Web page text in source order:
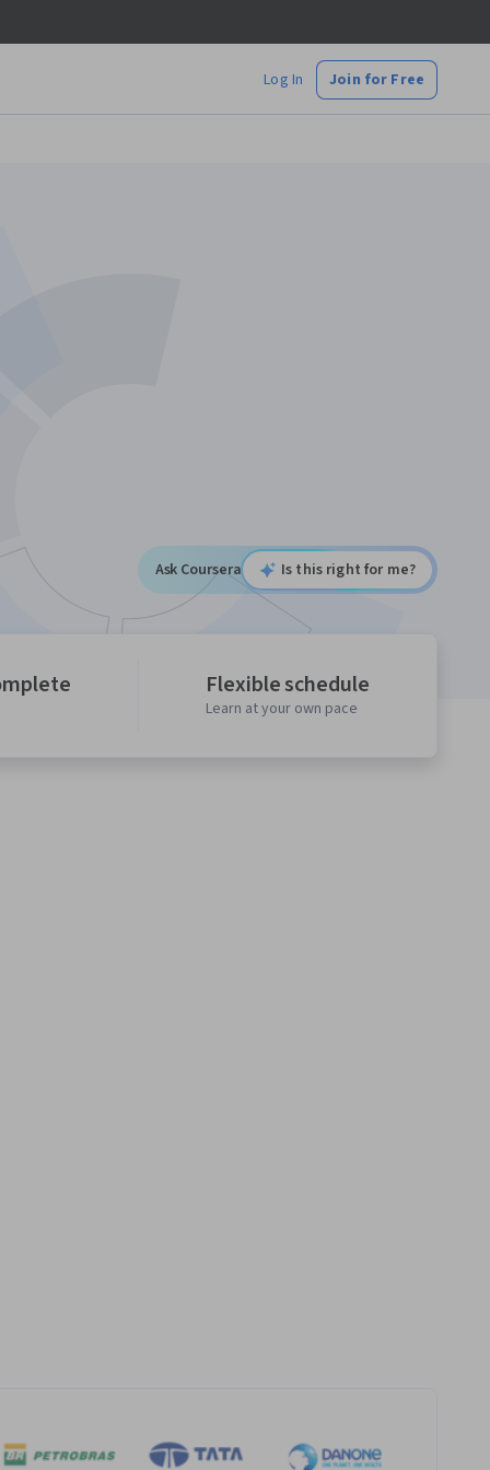
Log In Join for Free
Ask Coursera Is this right for me?
Flexible schedule
Learn at your own pace